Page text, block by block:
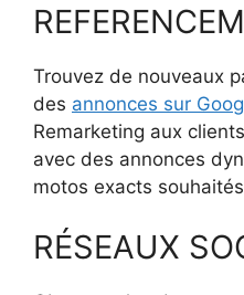
Trouvez de nouveaux
des annonces sur
Remarketing aux
avec des annonces
motos exacts
RÉSEAUX